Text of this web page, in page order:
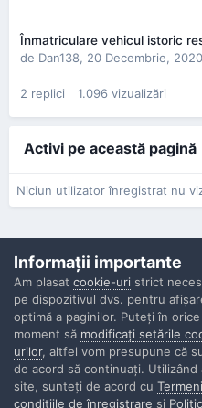
Înmatriculare vehicul istoric
de Dan138, 20 Decembrie, 2020
2 replici 1.096 vizualizări
Activi pe această pagină
Niciun utilizator înregistrat nu
Confidenţialitate
Copyright ©
Powered by
Informaţii importante
Am plasat cookie-uri strict
pe dispozitivul dvs. pentru
optimă a paginilor. Puteţi în orice
moment să modificaţi setările
urilor, altfel vom presupune că
de acord să continuaţi. Utilizând
site, sunteţi de acord cu
condiţiile de înregistrare şi